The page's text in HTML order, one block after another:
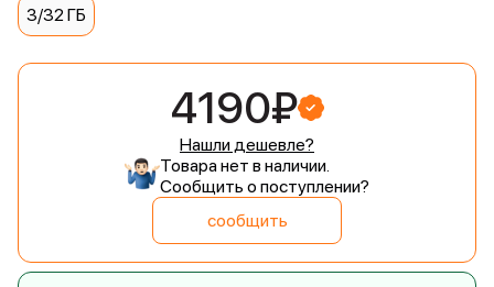
3/32 ГБ
4190₽
Нашли дешевле?
Товара нет в наличии.
Сообщить о поступлении?
сообщить